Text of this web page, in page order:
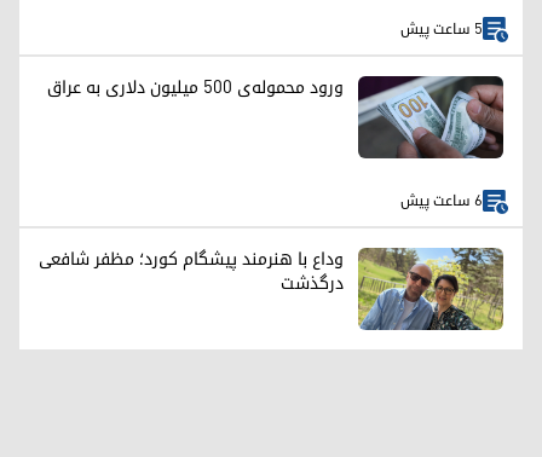
5 ساعت پیش
ورود محموله‌ی ۵۰۰ میلیون دلاری به عراق
6 ساعت پیش
وداع با هنرمند پیشگام کورد؛ مظفر شافعی
درگذشت